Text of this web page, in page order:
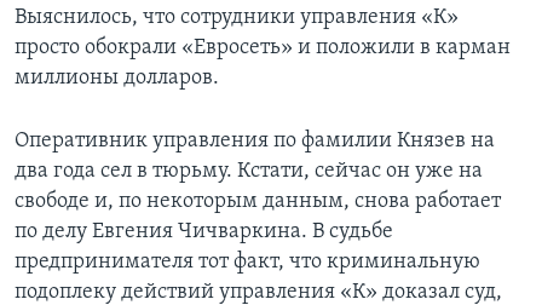
Выяснилось, что сотрудники управления «К»
просто обокрали «Евросеть» и положили в карман
миллионы долларов.
Оперативник управления по фамилии Князев на
два года сел в тюрьму. Кстати, сейчас он уже на
свободе и, по некоторым данным, снова работает
по делу Евгения Чичваркина. В судьбе
предпринимателя тот факт, что криминальную
подоплеку действий управления «К» доказал суд,